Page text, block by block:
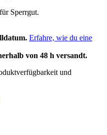
Sperrgut.
Erfahre, wie du eine
von 48 h versandt.
und